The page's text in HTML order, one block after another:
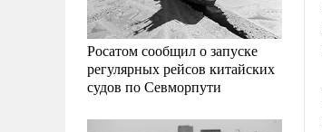
Росатом сообщил о запуске
регулярных рейсов китайских
судов по Севморпути